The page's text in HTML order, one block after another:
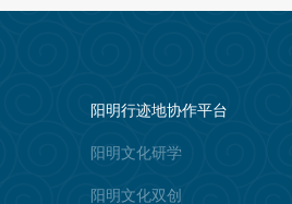
阳明行迹地协作平台
阳明文化研学
阳明文化双创